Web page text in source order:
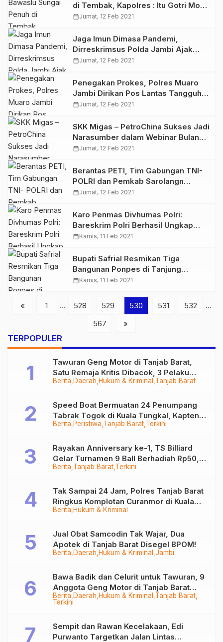
di Tembak, Kapolres : Itu Gotri Mobil
Bengkel
calendar_monthJumat, 12 Feb 2021
Jaga Imun Dimasa Pandemi,
Dirreskrimsus Polda Jambi Ajak
Awak Media Gowes Kamtibmas
calendar_monthJumat, 12 Feb 2021
Penegakan Prokes, Polres Muaro
Jambi Dirikan Pos Lantas Tangguh
Siginjai
calendar_monthJumat, 12 Feb 2021
SKK Migas – PetroChina Sukses Jadi
Narasumber dalam Webinar Bulan
K3 Tahun 2021
calendar_monthJumat, 12 Feb 2021
Berantas PETI, Tim Gabungan TNI-
POLRI dan Pemkab Sarolangn
Kembali Sisir Wilayah Lubuk
calendar_monthJumat, 12 Feb 2021
Karo Penmas Divhumas Polri:
Bareskrim Polri Berhasil Ungkap
Kasus Illegal Logging di Katingan,
calendar_monthKamis, 11 Feb 2021
Bupati Safrial Resmikan Tiga
Bangunan Ponpes di Tanjung
Jabung Barat Program CSR SKK
calendar_monthKamis, 11 Feb 2021
« 1 … 528 529 530 531 532
…
567
»
TERPOPULER
Berita Daerah Hukum & Kriminal Tanjab Barat
Tawuran Geng Motor di Tanjab Barat,
Satu Remaja Kritis Dibacok, 3 Pelaku
Ditangkap
Berita Peristiwa Tanjab Barat Terkini
Speed Boat Bermuatan 24 Penumpang
Tabrak Togok di Kuala Tungkal, Kapten
Sempat Hilang
Berita Tanjab Barat Terkini
Rayakan Anniversary ke-1, TS Billiard
Gelar Turnamen 9 Ball Berhadiah Rp50,8
Juta
Berita Hukum & Kriminal
Tak Sampai 24 Jam, Polres Tanjab Barat
Ringkus Komplotan Curanmor di Kuala
Tungkal
Berita Daerah Hukum & Kriminal Jambi
Jual Obat Samcodin Tak Wajar, Dua
Apotek di Tanjab Barat Disegel BPOM!
Berita Daerah Hukum & Kriminal Tanjab Barat
Terkini
Bawa Badik dan Celurit untuk Tawuran, 9
Anggota Geng Motor di Tanjab Barat
Diringkus
Sempit dan Rawan Kecelakaan, Edi
Purwanto Targetkan Jalan Lintas